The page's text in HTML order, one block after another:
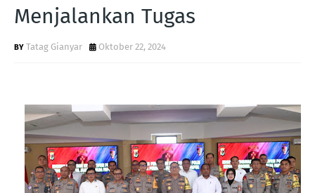
Menjalankan Tugas
Tatag Gianyar Oktober 22, 2024